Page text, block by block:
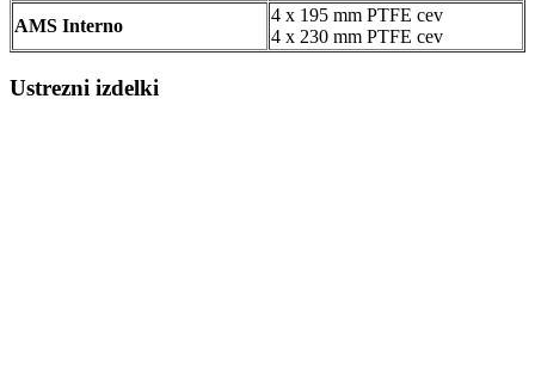
AMS Interno
4 x 195 mm PTFE cev
4 x 230 mm PTFE cev
Ustrezni izdelki